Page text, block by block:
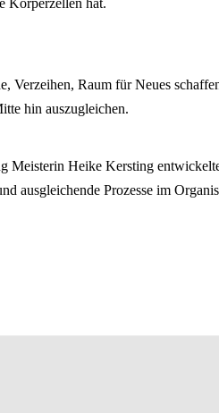
Körperzellen hat.
Verzeihen, Raum für Neues
hin auszugleichen.
Heike Kersting
ausgleichende Prozesse im